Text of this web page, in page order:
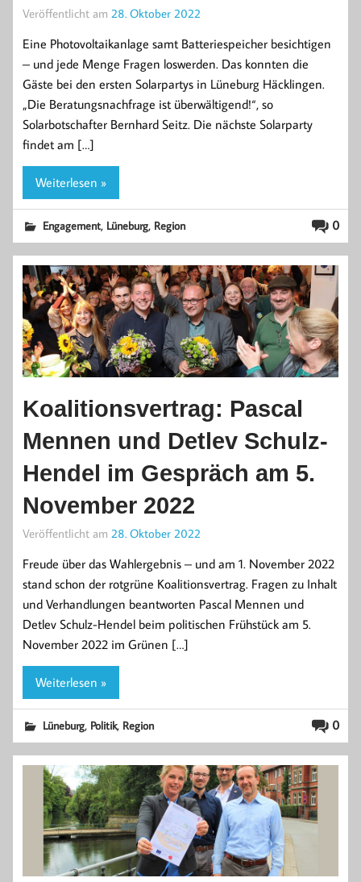
Veröffentlicht am 28. Oktober 2022
Eine Photovoltaikanlage samt Batteriespeicher besichtigen
– und jede Menge Fragen loswerden. Das konnten die
Gäste bei den ersten Solarpartys in Lüneburg Häcklingen.
„Die Beratungsnachfrage ist überwältigend!“, so
Solarbotschafter Bernhard Seitz. Die nächste Solarparty
findet am […]
Weiterlesen »
0
Engagement, Lüneburg, Region
Koalitionsvertrag: Pascal
Mennen und Detlev Schulz-
Hendel im Gespräch am 5.
November 2022
Veröffentlicht am 28. Oktober 2022
Freude über das Wahlergebnis – und am 1. November 2022
stand schon der rotgrüne Koalitionsvertrag. Fragen zu Inhalt
und Verhandlungen beantworten Pascal Mennen und
Detlev Schulz-Hendel beim politischen Frühstück am 5.
November 2022 im Grünen […]
Weiterlesen »
0
Lüneburg, Politik, Region